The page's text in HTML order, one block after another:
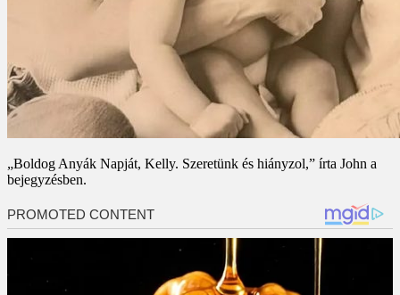
„Boldog Anyák Napját, Kelly. Szeretünk és hiányzol,” írta John a
bejegyzésben.